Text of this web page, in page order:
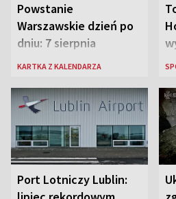
Powstanie
Warszawskie dzień po
dniu: 7 sierpnia
KARTKA Z KALENDARZA
Port Lotniczy Lublin: